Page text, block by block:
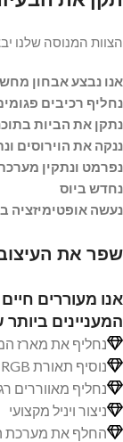
הצוות המנוסה שלנו
אנו נבצע אבחון
נחליף רכיבים
נתקן את הביות
ננקה את הוירוסים
נפרמט ונתקין
נחדש ביוס
נעשה
שפר את
אנו מעוררים
המעניינים
נחליף את מארז
נוסיף תאורת RGB
נחליף מאווררים
ניצור ויניל מקצועי
החלף את מערכת